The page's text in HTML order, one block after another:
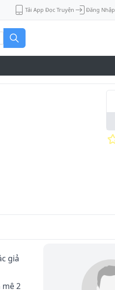
Tải App Đọc Truyện Đăng Nhập
giả
2